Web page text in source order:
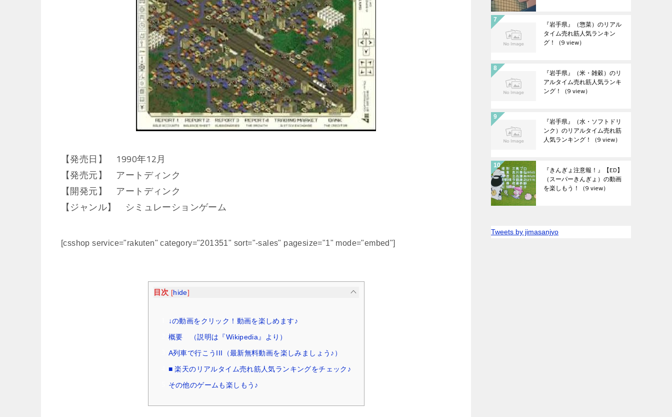
【発売日】 1990年12月
【発売元】 アートディンク
【開発元】 アートディンク
【ジャンル】 シミュレーションゲーム
[csshop service="rakuten" category="201351" sort="-sales" pagesize="1" mode="embed"]
目次 [hide]
↓の動画をクリック！動画を楽しめます♪
概要 （説明は『Wikipedia』より）
A列車で行こうIII（最新無料動画を楽しみましょう♪）
■ 楽天のリアルタイム売れ筋人気ランキングをチェック♪
その他のゲームも楽しもう♪
『岩手県』（惣菜）のリアル
タイム売れ筋人気ランキン
グ！ （9 view）
『岩手県』（米・雑穀）のリ
アルタイム売れ筋人気ランキ
ング！ （9 view）
『岩手県』（水・ソフトドリ
ンク）のリアルタイム売れ筋
人気ランキング！ （9 view）
『きんぎょ注意報！』【ED】
（スーパーきんぎょ）の動画
を楽しもう！ （9 view）
Tweets by jimasanjyo